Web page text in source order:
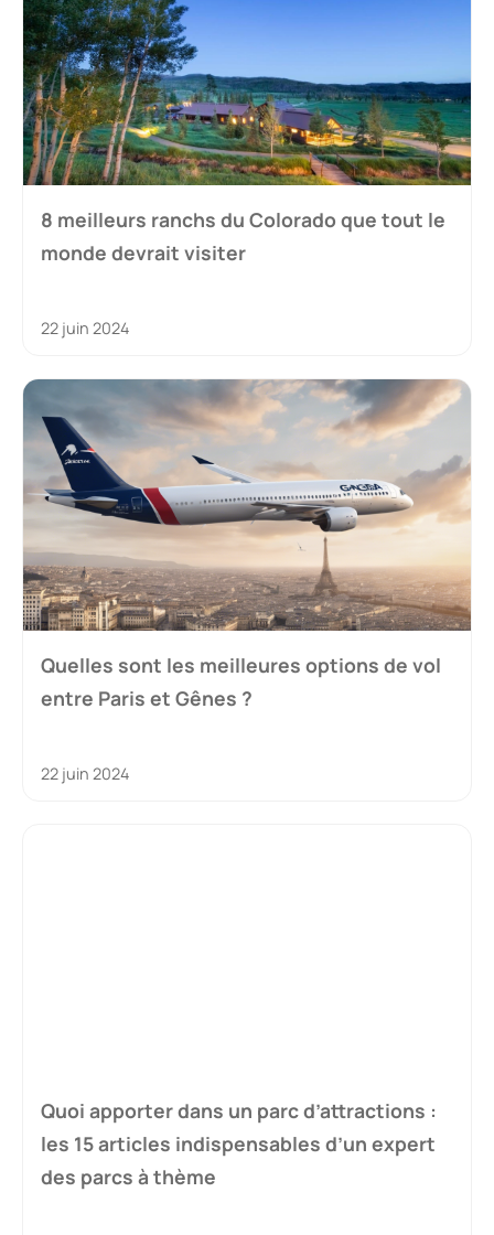
8 meilleurs ranchs du Colorado que tout le
monde devrait visiter
22 juin 2024
Quelles sont les meilleures options de vol
entre Paris et Gênes ?
22 juin 2024
Quoi apporter dans un parc d’attractions :
les 15 articles indispensables d’un expert
des parcs à thème